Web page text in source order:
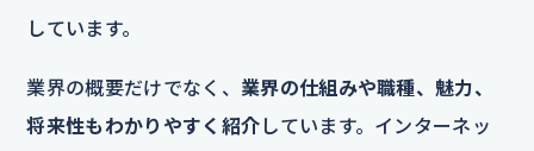
しています。
業界の概要だけでなく、 業界の仕組みや職種、魅力、
将来性もわかりやすく紹介 しています。インターネッ